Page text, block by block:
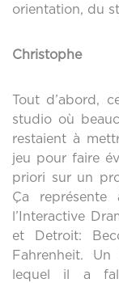
orientation, du
Christophe
Tout d’abord,
studio où
restaient à
jeu pour faire
priori sur un
Ça représente
l’Interactive
et Detroit:
Fahrenheit.
lequel il a